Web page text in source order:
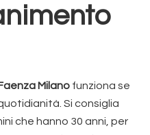
Milanofunziona se
Si consiglia
che hanno 30 anni, per